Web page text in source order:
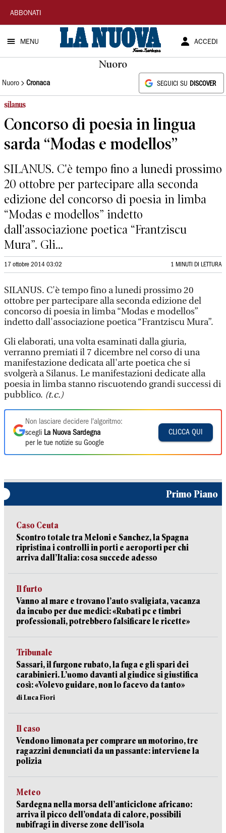
La
Nuova
Sardegna
ABBONATI
MENU ACCEDI
Nuoro
Nuoro Cronaca SEGUICI SU DISCOVER
silanus
Concorso di poesia in lingua
sarda “Modas e modellos”
SILANUS. C'è tempo fino a lunedi prossimo
20 ottobre per partecipare alla seconda
edizione del concorso di poesia in limba
“Modas e modellos” indetto
dall'associazione poetica “Frantziscu
Mura”. Gli...
17 ottobre 2014 03:02 1 MINUTI DI LETTURA
SILANUS. C'è tempo fino a lunedi prossimo 20
ottobre per partecipare alla seconda edizione del
concorso di poesia in limba “Modas e modellos”
indetto dall'associazione poetica “Frantziscu Mura”.
Gli elaborati, una volta esaminati dalla giuria,
verranno premiati il 7 dicembre nel corso di una
manifestazione dedicata all'arte poetica che si
svolgerà a Silanus. Le manifestazioni dedicate alla
poesia in limba stanno riscuotendo grandi successi di
pubblico. (t.c.)
Non lasciare decidere l'algoritmo:
scegli La Nuova Sardegna
per le tue notizie su Google
CLICCA QUI
Primo Piano
Caso Ceuta
Scontro totale tra Meloni e Sanchez, la Spagna
ripristina i controlli in porti e aeroporti per chi
arriva dall’Italia: cosa succede adesso
Il furto
Vanno al mare e trovano l’auto svaligiata, vacanza
da incubo per due medici: «Rubati pc e timbri
professionali, potrebbero falsificare le ricette»
Tribunale
Sassari, il furgone rubato, la fuga e gli spari dei
carabinieri. L’uomo davanti al giudice si giustifica
così: «Volevo guidare, non lo facevo da tanto»
di Luca Fiori
Il caso
Vendono limonata per comprare un motorino, tre
ragazzini denunciati da un passante: interviene la
polizia
Meteo
Sardegna nella morsa dell’anticiclone africano:
arriva il picco dell’ondata di calore, possibili
nubifragi in diverse zone dell’isola